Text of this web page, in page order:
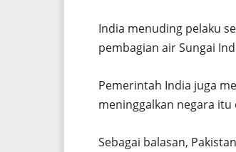
India menuding pelaku
pembagian air Sungai
Pemerintah India juga
meninggalkan negara itu
Sebagai balasan,